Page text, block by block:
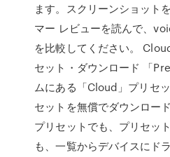
ます。スクリーンショット
マー レビューを読んで、
を比較してください。
セット・ダウンロード 「
ムにある「Cloud」プリセ
セットを無償でダウンロー
プリセットでも、プリセッ
も、一覧からデバイスにド